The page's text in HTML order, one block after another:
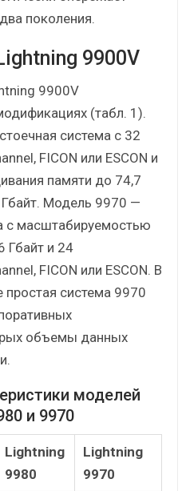
поколения.
9900V
9900V
(табл. 1).
система с 32
FICON или ESCON и
памяти до 74,7
Модель 9970 —
с масштабируемостью
Гбайт и 24
FICON или ESCON. В
простая система 9970
объемы данных
моделей
и 9970
Lightning
9980
Lightning
9970